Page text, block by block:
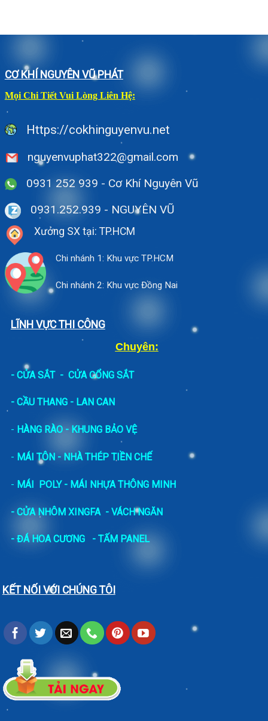
CƠ KHÍ NGUYÊN VŨ PHÁT
Mọi Chi Tiết Vui Lòng Liên Hệ:
Https://cokhinguyenvu.net
nguyenvuphat322@gmail.com
0931 252 939 - Cơ Khí Nguyên Vũ
0931.252.939 - NGUYÊN VŨ
Xưởng SX tại: TP.HCM
Chi nhánh 1: Khu vực TP.HCM
Chi nhánh 2: Khu vực Đồng Nai
LĨNH VỰC THI CÔNG
Chuyên:
- CỬA SẮT- CỬA CỔNG SẮT
- CẦU THANG - LAN CAN
- HÀNG RÀO - KHUNG BẢO VỆ
- MÁI TÔN - NHÀ THÉP TIỀN CHẾ
- MÁI POLY - MÁI NHỰA THÔNG MINH
- CỬA NHÔM XINGFA - VÁCH NGĂN
- ĐÁ HOA CƯƠNG - TẤM PANEL
KẾT NỐI VỚI CHÚNG TÔI